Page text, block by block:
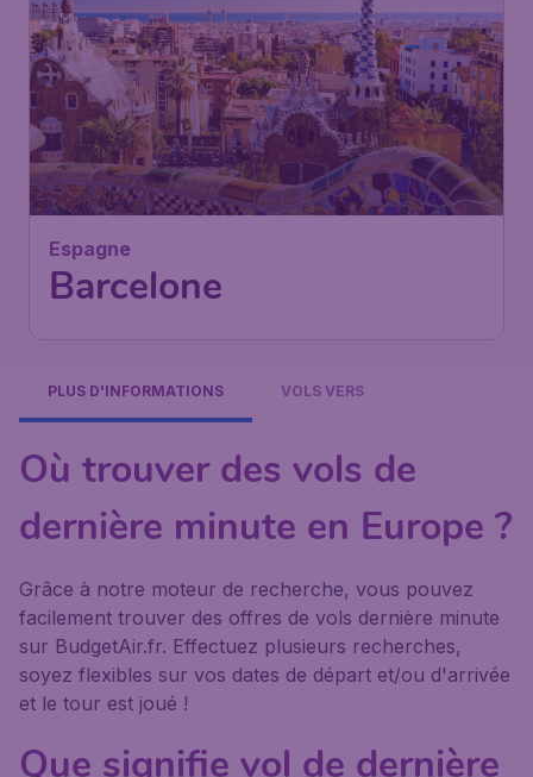
Espagne
Barcelone
PLUS D'INFORMATIONS VOLS VERS
Où trouver des vols de
dernière minute en Europe ?
Grâce à notre moteur de recherche, vous pouvez
facilement trouver des offres de vols dernière minute
sur BudgetAir.fr. Effectuez plusieurs recherches,
soyez flexibles sur vos dates de départ et/ou d'arrivée
et le tour est joué !
Que signifie vol de dernière